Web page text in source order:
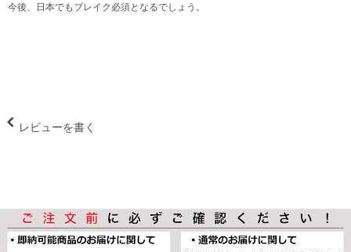
今後、日本でもブレイク必須となるでしょう。
レビューを書く